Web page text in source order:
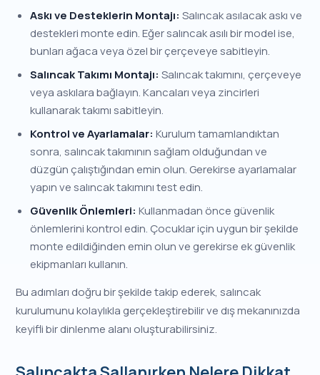
Askı ve Desteklerin Montajı: Salıncak asılacak askı ve
destekleri monte edin. Eğer salıncak asılı bir model ise,
bunları ağaca veya özel bir çerçeveye sabitleyin.
Salıncak Takımı Montajı: Salıncak takımını, çerçeveye
veya askılara bağlayın. Kancaları veya zincirleri
kullanarak takımı sabitleyin.
Kontrol ve Ayarlamalar: Kurulum tamamlandıktan
sonra, salıncak takımının sağlam olduğundan ve
düzgün çalıştığından emin olun. Gerekirse ayarlamalar
yapın ve salıncak takımını test edin.
Güvenlik Önlemleri: Kullanmadan önce güvenlik
önlemlerini kontrol edin. Çocuklar için uygun bir şekilde
monte edildiğinden emin olun ve gerekirse ek güvenlik
ekipmanları kullanın.
Bu adımları doğru bir şekilde takip ederek, salıncak
kurulumunu kolaylıkla gerçekleştirebilir ve dış mekanınızda
keyifli bir dinlenme alanı oluşturabilirsiniz.